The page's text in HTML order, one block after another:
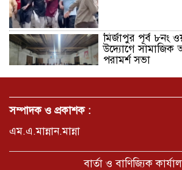
মির্জাপুর পূর্ব ৮নং
উদ্যোগে সামাজিক
পরামর্শ সভা
ভ্রমণ কাহিনী:
সময় –মুক্তা
সম্পাদক ও প্রকাশক :
এম.এ.মান্নান.মান্না
বার্তা ও বাণিজ্যিক